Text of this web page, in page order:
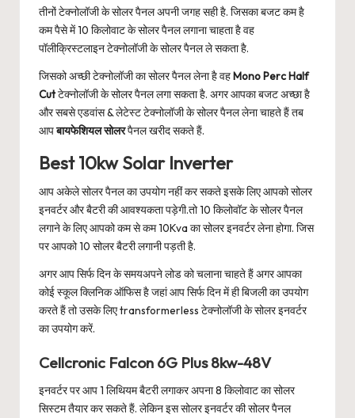
तीनों टेक्नोलॉजी के सोलर पैनल अपनी जगह सही है. जिसका बजट कम है
कम पैसे में 10 किलोवाट के सोलर पैनल लगाना चाहता है वह
पॉलीक्रिस्टलाइन टेक्नोलॉजी के सोलर पैनल ले सकता है.
जिसको अच्छी टेक्नोलॉजी का सोलर पैनल लेना है वह Mono Perc Half
Cutटेक्नोलॉजी के सोलर पैनल लगा सकता है. अगर आपका बजट अच्छा है
और सबसे एडवांस & लेटेस्ट टेक्नोलॉजी के सोलर पैनल लेना चाहते हैं तब
आपबायफेशियल सोलरपैनल खरीद सकते हैं.
Best 10kw Solar Inverter
आप अकेले सोलर पैनल का उपयोग नहीं कर सकते इसके लिए आपको सोलर
इनवर्टर और बैटरी की आवश्यकता पड़ेगी.तो 10 किलोवॉट के सोलर पैनल
लगाने के लिए आपको कम से कम 10Kva का सोलर इनवर्टर लेना होगा. जिस
पर आपको 10 सोलर बैटरी लगानी पड़ती है.
अगर आप सिर्फ दिन के समयअपने लोड को चलाना चाहते हैं अगर आपका
कोई स्कूल क्लिनिक ऑफिस है जहां आप सिर्फ दिन में ही बिजली का उपयोग
करते हैं तो उसके लिए transformerless टेक्नोलॉजी के सोलर इनवर्टर
का उपयोग करें.
Cellcronic Falcon 6G Plus 8kw-48V
इनवर्टर पर आप 1 लिथियम बैटरी लगाकर अपना 8 किलोवाट का सोलर
सिस्टम तैयार कर सकते हैं. लेकिन इस सोलर इनवर्टर की सोलर पैनल